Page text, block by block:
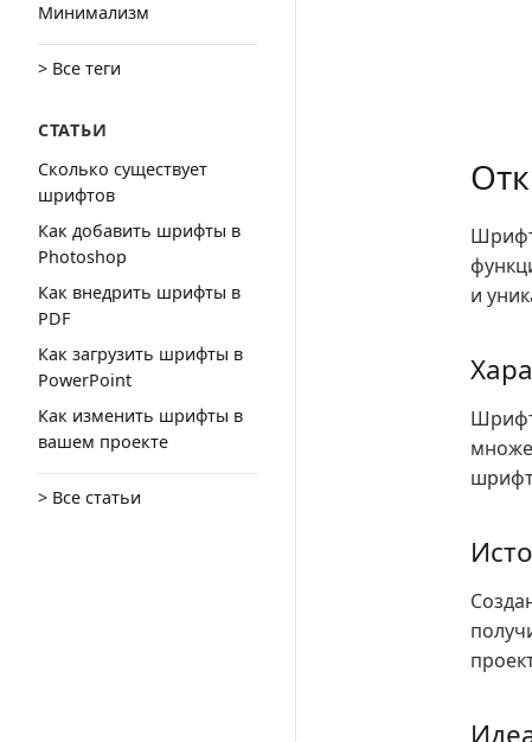
Минимализм
> Все теги
СТАТЬИ
Сколько существует
шрифтов
Как добавить шрифты в
Photoshop
Как внедрить шрифты в
PDF
Как загрузить шрифты в
PowerPoint
Как изменить шрифты в
вашем проекте
> Все статьи
и
Шрифт